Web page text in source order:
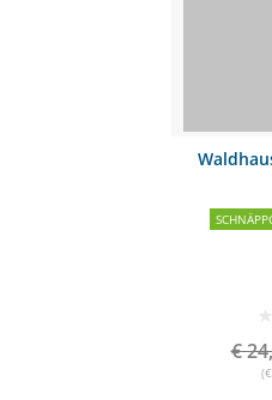
SCHNÄPPCHEN
€ 24,89
(€